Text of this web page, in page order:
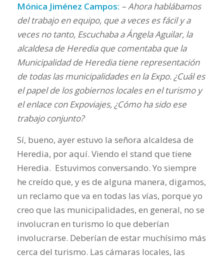
Mónica Jiménez Campos: – Ahora hablábamos
del trabajo en equipo, que a veces es fácil y a
veces no tanto, Escuchaba a Ángela Aguilar, la
alcaldesa de Heredia que comentaba que la
Municipalidad de Heredia tiene representación
de todas las municipalidades en la Expo. ¿Cuál es
el papel de los gobiernos locales en el turismo y
el enlace con Expoviajes, ¿Cómo ha sido ese
trabajo conjunto?
Sí, bueno, ayer estuvo la señora alcaldesa de
Heredia, por aquí. Viendo el stand que tiene
Heredia. Estuvimos conversando. Yo siempre
he creído que, y es de alguna manera, digamos,
un reclamo que va en todas las vías, porque yo
creo que las municipalidades, en general, no se
involucran en turismo lo que deberían
involucrarse. Deberían de estar muchísimo más
cerca del turismo. Las cámaras locales, las